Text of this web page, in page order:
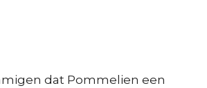
dat Pommelien een